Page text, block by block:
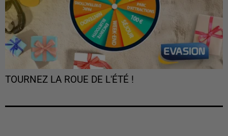
TOURNEZ LA ROUE DE L'ÉTÉ !